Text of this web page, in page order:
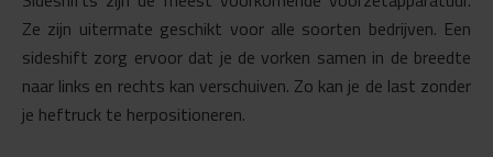
Ze zijn uitermate geschikt voor alle soorten bedrijven. Een
sideshift zorg ervoor dat je de vorken samen in de breedte
naar links en rechts kan verschuiven. Zo kan je de last zonder
je heftruck te herpositioneren.